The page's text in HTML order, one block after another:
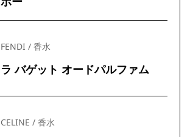
FENDI / 香水
ラ バゲット オードパルファム
CELINE / 香水